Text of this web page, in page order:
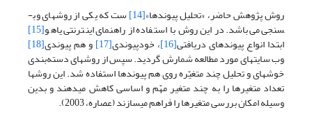
روش پژوهش حاضر، «تحلیل پیوندها»[14] ست که یکی از روشهای وب­
سنجی می‌باشد. در این روش با استفاده از راهنمای اینترنتی یاهو[15]
ابتدا انواع پیوندهای دریافتی[16] ، خودپیوندی[17] و هم پیوندی[18]
وب سایتهای مورد مطالعه شمارش گردید. سپس از روشهای دسته‌بندی
خوشه­ای و تحلیل چند متغیّره روی هم پیوندها استفاده شد. این روشها
تعداد متغیرها را به چند متغیر مهّم و اساسی کاهش می­دهند و بدین
وسیله امکان بررسی متغیرها را فراهم می­سازند (عصاره، 2003).